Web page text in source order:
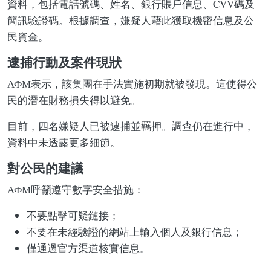
資料，包括電話號碼、姓名、銀行賬戶信息、CVV碼及
簡訊驗證碼。根據調查，嫌疑人藉此獲取機密信息及公
民資金。
逮捕行動及案件現狀
АФМ表示，該集團在手法實施初期就被發現。這使得公
民的潛在財務損失得以避免。
目前，四名嫌疑人已被逮捕並羈押。調查仍在進行中，
資料中未透露更多細節。
對公民的建議
АФМ呼籲遵守數字安全措施：
不要點擊可疑鏈接；
不要在未經驗證的網站上輸入個人及銀行信息；
僅通過官方渠道核實信息。